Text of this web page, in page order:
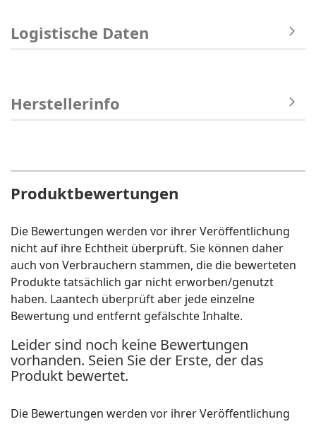
Logistische Daten
Herstellerinfo
Produktbewertungen
Die Bewertungen werden vor ihrer Veröffentlichung
nicht auf ihre Echtheit überprüft. Sie können daher
auch von Verbrauchern stammen, die die bewerteten
Produkte tatsächlich gar nicht erworben/genutzt
haben. Laantech überprüft aber jede einzelne
Bewertung und entfernt gefälschte Inhalte.
Leider sind noch keine Bewertungen
vorhanden. Seien Sie der Erste, der das
Produkt bewertet.
Die Bewertungen werden vor ihrer Veröffentlichung